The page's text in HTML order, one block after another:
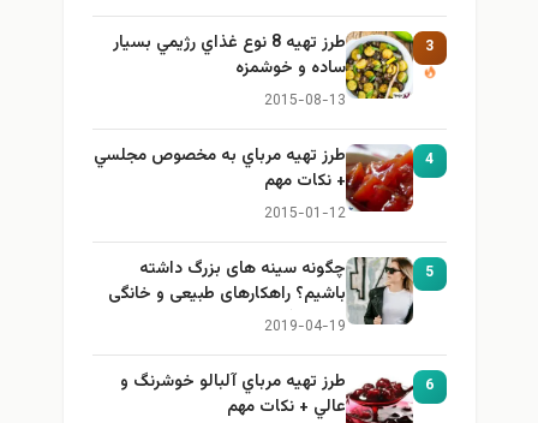
3
طرز تهيه 8 نوع غذاي رژيمي بسيار
ساده و خوشمزه
2015-08-13
4
طرز تهيه مرباي به مخصوص مجلسي
+ نكات مهم
2015-01-12
5
چگونه سینه های بزرگ داشته
باشیم؟ راهکارهای طبیعی و خانگی
برای بزرگ کردن سینه
2019-04-19
6
طرز تهيه مرباي آلبالو خوشرنگ و
عالي + نكات مهم